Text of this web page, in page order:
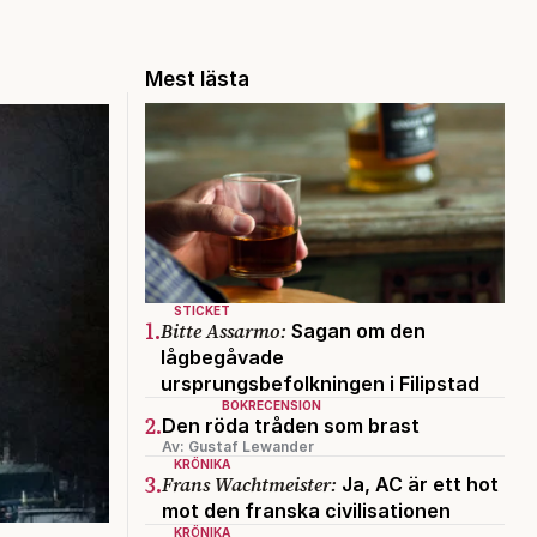
Mest lästa
STICKET
1.Bitte Assarmo: Sagan om den
lågbegåvade
ursprungsbefolkningen i Filipstad
BOKRECENSION
2.Den röda tråden som brast
Av: Gustaf Lewander
KRÖNIKA
3.Frans Wachtmeister: Ja, AC är ett hot
mot den franska civilisationen
KRÖNIKA